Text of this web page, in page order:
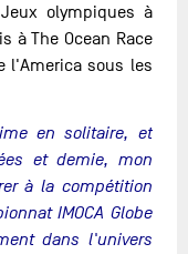
olympiques à
à The Ocean Race
l'America sous les
en solitaire, et
et demie, mon
à la compétition
IMOCA Globe
dans l'univers